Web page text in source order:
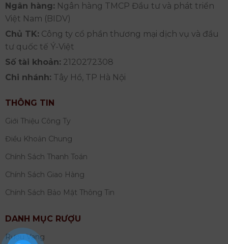
Ngân hàng: Ngân hàng TMCP Đầu tư và phát triển
Việt Nam (BIDV)
Chủ TK: Công ty cổ phần thương mại dịch vụ và đầu
tư quốc tế Ý-Việt
Số tài khoản: 2120272308
Chi nhánh: Tây Hồ, TP Hà Nội
THÔNG TIN
Giới Thiệu Công Ty
Điều Khoản Chung
Chính Sách Thanh Toán
Chính Sách Giao Hàng
Chính Sách Bảo Mật Thông Tin
DANH MỤC RƯỢU
Rượu Vang